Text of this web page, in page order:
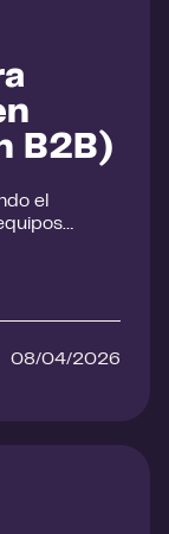
B2B)
el
08/04/2026